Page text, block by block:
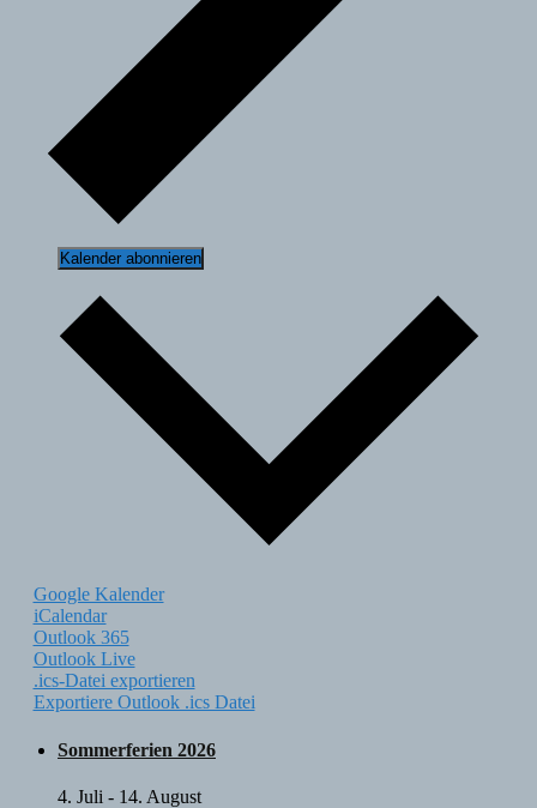
Kalender abonnieren
Google Kalender
iCalendar
Outlook 365
Outlook Live
.ics-Datei exportieren
Exportiere Outlook .ics Datei
Sommerferien 2026
4. Juli - 14. August